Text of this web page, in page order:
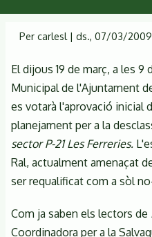
Per carlesl | ds., 07/03/2009
El dijous 19 de març, a les 9
Municipal de l'Ajuntament
es votarà l'aprovació inicial
planejament per a la
sector P-21 Les Ferreries.
Ral, actualment amenaçat
ser requalificat com a sòl
Com ja saben els lectors de
Coordinadora per a la